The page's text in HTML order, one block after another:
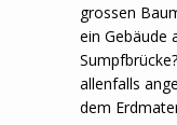
grossen
ein Gebäude
allenfalls
dem